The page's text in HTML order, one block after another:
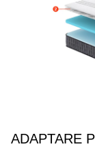
ADAPTARE